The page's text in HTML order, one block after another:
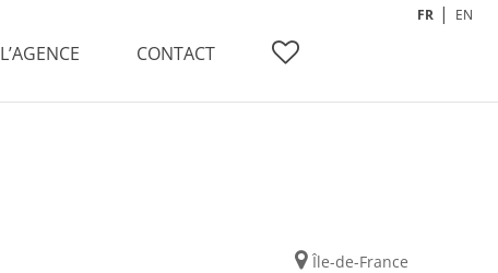
L’AGENCE CONTACT
FR EN
Île-de-France